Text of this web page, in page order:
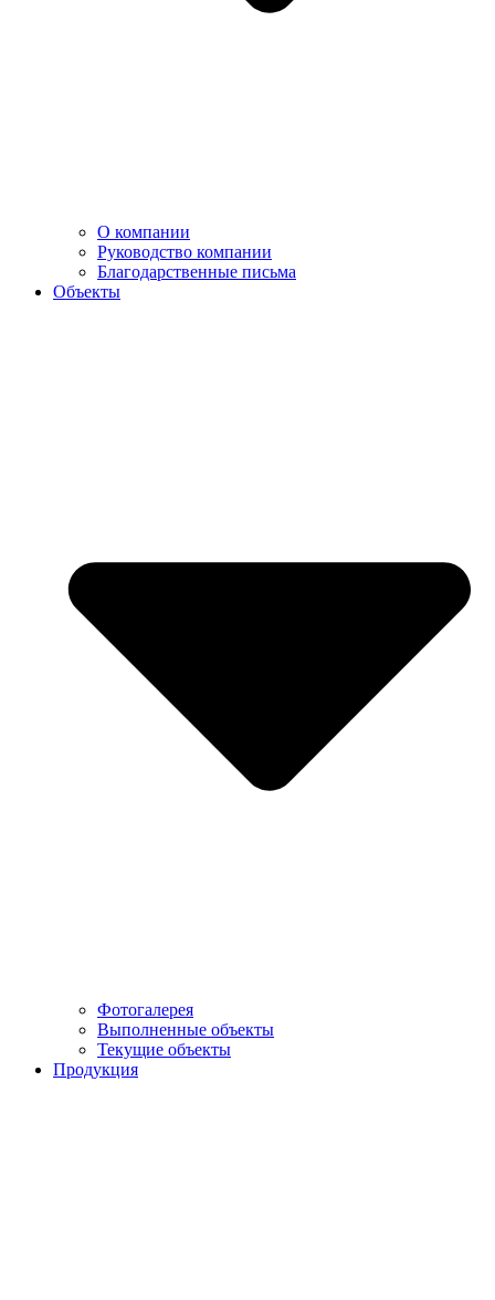
О компании
Руководство компании
Благодарственные письма
Объекты
Фотогалерея
Выполненные объекты
Текущие объекты
Продукция